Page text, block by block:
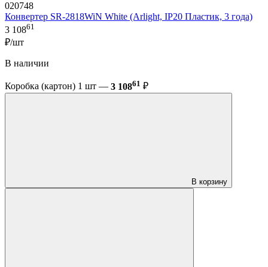
020748
Конвертер SR-2818WiN White (Arlight, IP20 Пластик, 3 года)
3 10861
₽/шт
В наличии
Коробка (картон) 1 шт — 3 10861 ₽
В корзину